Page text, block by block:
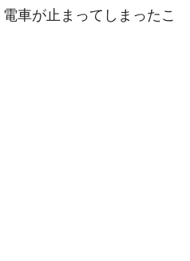
車が止まってしまったこ